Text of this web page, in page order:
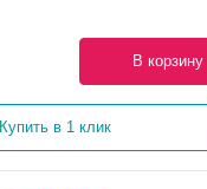
В корзину
Купить в 1 клик